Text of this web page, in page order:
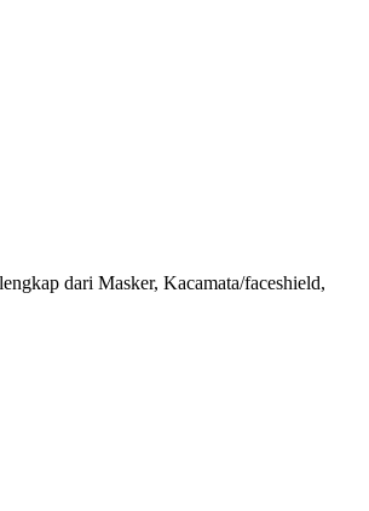
dari Masker, Kacamata/faceshield,